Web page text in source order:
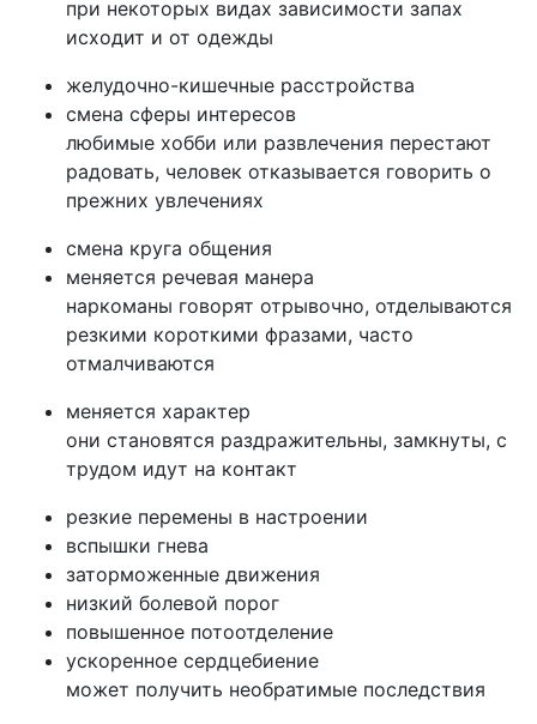
при некоторых видах зависимости запах
исходит и от одежды
желудочно-кишечные расстройства
смена сферы интересов
любимые хобби или развлечения перестают
радовать, человек отказывается говорить о
прежних увлечениях
смена круга общения
меняется речевая манера
наркоманы говорят отрывочно, отделываются
резкими короткими фразами, часто
отмалчиваются
меняется характер
они становятся раздражительны, замкнуты, с
трудом идут на контакт
резкие перемены в настроении
вспышки гнева
заторможенные движения
низкий болевой порог
повышенное потоотделение
ускоренное сердцебиение
может получить необратимые последствия